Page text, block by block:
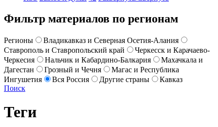
Фильтр материалов по регионам
Регионы
Владикавказ и Северная Осетия-Алания
Ставрополь и Ставропольский край
Черкесск и Карачаево-
Черкесия
Нальчик и Кабардино-Балкария
Махачкала и
Дагестан
Грозный и Чечня
Магас и Республика
Ингушетия
Вся Россия Другие страны
Кавказ
Поиск
Теги